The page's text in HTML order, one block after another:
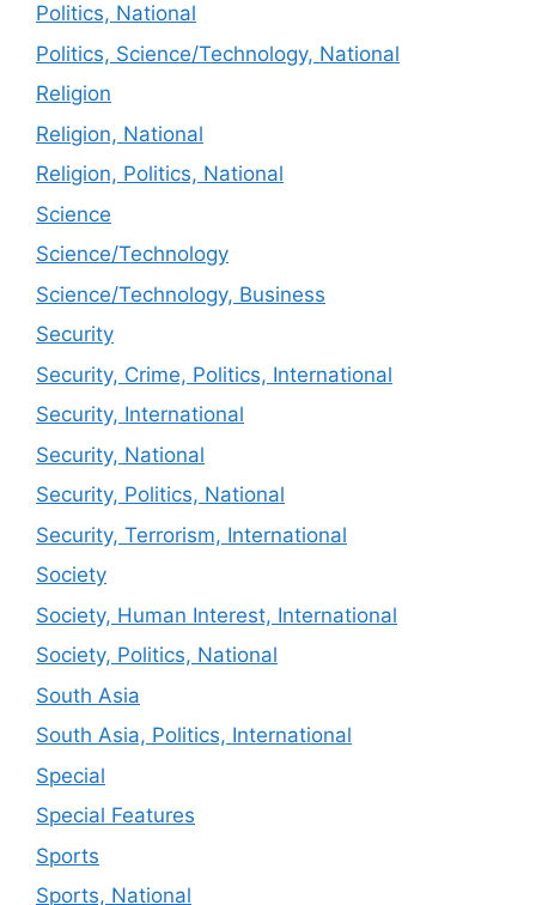
Politics, National
Politics, Science/Technology, National
Religion
Religion, National
Religion, Politics, National
Science
Science/Technology
Science/Technology, Business
Security
Security, Crime, Politics, International
Security, International
Security, National
Security, Politics, National
Security, Terrorism, International
Society
Society, Human Interest, International
Society, Politics, National
South Asia
South Asia, Politics, International
Special
Special Features
Sports
Sports, National